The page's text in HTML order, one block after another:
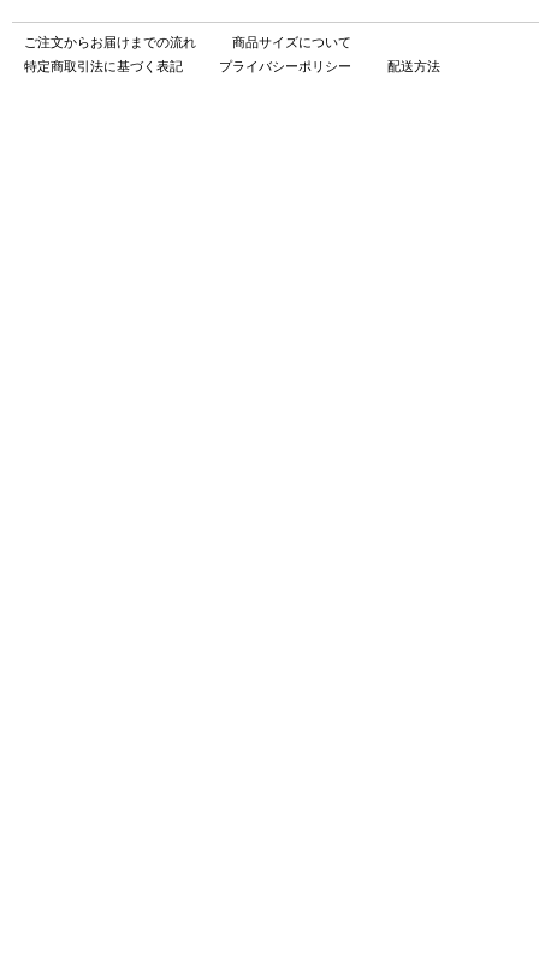
ご注文からお届けまでの流れ
商品サイズについて
特定商取引法に基づく表記
プライバシーポリシー 配送方法